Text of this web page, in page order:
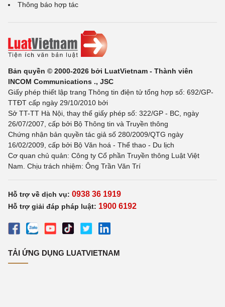
Thông báo hợp tác
Bản quyền © 2000-2026 bởi LuatVietnam - Thành viên
INCOM Communications ., JSC
Giấy phép thiết lập trang Thông tin điện tử tổng hợp số: 692/GP-
TTĐT cấp ngày 29/10/2010 bởi
Sở TT-TT Hà Nội, thay thế giấy phép số: 322/GP - BC, ngày
26/07/2007, cấp bởi Bộ Thông tin và Truyền thông
Chứng nhận bản quyền tác giả số 280/2009/QTG ngày
16/02/2009, cấp bởi Bộ Văn hoá - Thể thao - Du lịch
Cơ quan chủ quản: Công ty Cổ phần Truyền thông Luật Việt
Nam. Chịu trách nhiệm: Ông Trần Văn Trí
Hỗ trợ về dịch vụ: 0938 36 1919
Hỗ trợ giải đáp pháp luật: 1900 6192
TẢI ỨNG DỤNG LUATVIETNAM